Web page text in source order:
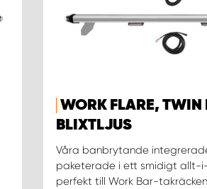
WORK FLARE, TWIN
BLIXTLJUS
Våra banbrytande
paketerade i ett smidigt allt-
perfekt till Work Bar-